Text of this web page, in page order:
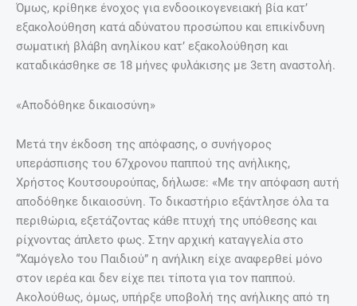
Όμως, κρίθηκε ένοχος για ενδοοικογενειακή βία κατ’
εξακολούθηση κατά αδύνατου προσώπου και επικίνδυνη
σωματική βλάβη ανηλίκου κατ’ εξακολούθηση και
καταδικάσθηκε σε 18 μήνες φυλάκισης με 3ετη αναστολή.
«Αποδόθηκε δικαιοσύνη»
Μετά την έκδοση της απόφασης, ο συνήγορος
υπεράσπισης του 67χρονου παππού της ανήλικης,
Χρήστος Κουτσουρούπας, δήλωσε: «Με την απόφαση αυτή
αποδόθηκε δικαιοσύνη. Το δικαστήριο εξάντλησε όλα τα
περιθώρια, εξετάζοντας κάθε πτυχή της υπόθεσης και
ρίχνοντας άπλετο φως. Στην αρχική καταγγελία στο
“Χαμόγελο του Παιδιού” η ανήλικη είχε αναφερθεί μόνο
στον ιερέα και δεν είχε πει τίποτα για τον παππού.
Ακολούθως, όμως, υπήρξε υποβολή της ανήλικης από τη